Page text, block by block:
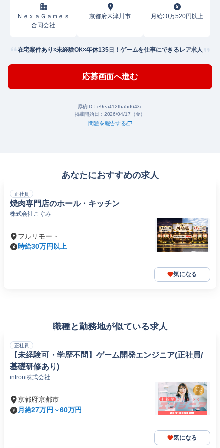
ＮｅｘａＧａｍｅｓ
合同会社
京都府木津川市 月給30万520円以上
在宅案件あり×未経験OK×年休135日！ゲームを仕事にできるレア求人
応募画面へ進む
原稿ID： e9ea412fba5d643c
掲載開始日： 2026/04/17（金）
問題を報告する
あなたにおすすめの求人
正社員
焼肉専門店のホール・キッチン
株式会社こぐみ
フルリモート
時給30万円以上
気になる
職種と勤務地が似ている求人
正社員
【未経験可・学歴不問】ゲーム開発エンジニア(正社員/
基礎研修あり)
​infront株式会社
京都府京都市
月給27万円～60万円
気になる